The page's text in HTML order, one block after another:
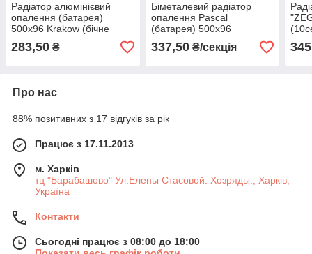
Радіатор алюмінієвий
опалення (батарея)
500x96 Krakow (бічне
під'єднання)
283,50 ₴
Біметалевий радіатор
опалення Pascal
(батарея) 500x96
337,50₴/секція 345
Про нас
88% позитивних з 17 відгуків за рік
Працює з 17.11.2013
м. Харків
тц "Барабашово" Ул.Елены Стасовой. Хозряды., Харків,
Україна
Контакти
Сьогодні працює з 08:00 до 18:00